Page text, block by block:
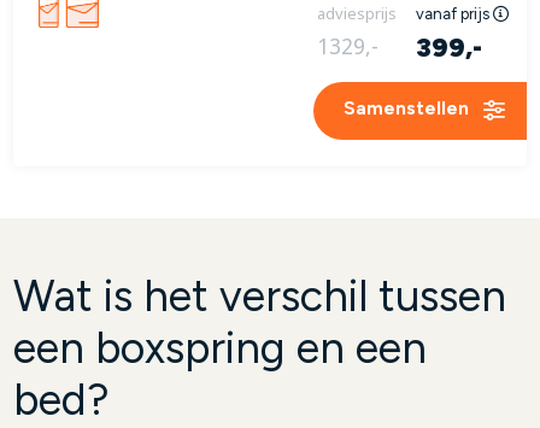
adviesprijs vanaf prijs
1329,- 399,-
Samenstellen
Wat is het verschil tussen
een boxspring en een
bed?